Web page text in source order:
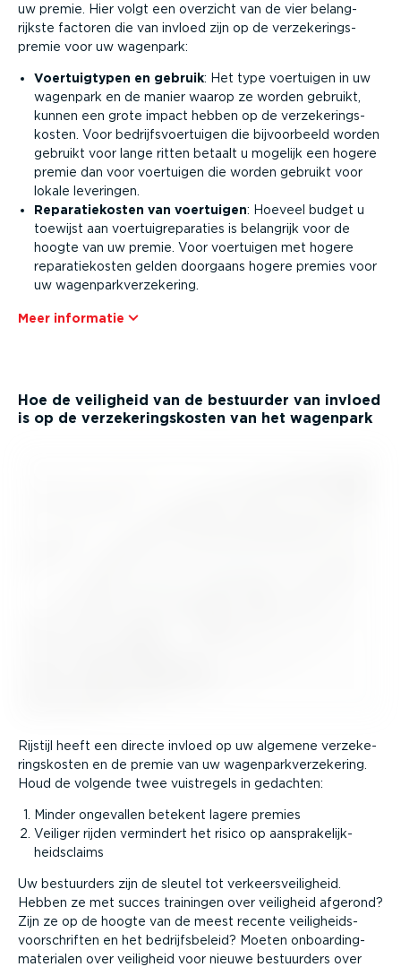
uw premie. Hier volgt een overzicht van de vier belang­
rijkste factoren die van invloed zijn op de verze­ke­rings­
premie voor uw wagenpark:
Voertuig­typen en gebruik: Het type voertuigen in uw
wagenpark en de manier waarop ze worden gebruikt,
kunnen een grote impact hebben op de verze­ke­rings­
kosten. Voor bedrijfs­voer­tuigen die bijvoor­beeld worden
gebruikt voor lange ritten betaalt u mogelijk een hogere
premie dan voor voertuigen die worden gebruikt voor
lokale leveringen.
Repara­tie­kosten van voertuigen: Hoeveel budget u
toewijst aan voertuig­re­pa­raties is belangrijk voor de
hoogte van uw premie. Voor voertuigen met hogere
repara­tie­kosten gelden doorgaans hogere premies voor
uw wagen­park­ver­ze­kering.
Meer informatie
Hoe de veiligheid van de bestuurder van invloed
is op de verze­ke­rings­kosten van het wagenpark
Rijstijl heeft een directe invloed op uw algemene verze­ke­
rings­kosten en de premie van uw wagen­park­ver­ze­kering.
Houd de volgende twee vuistregels in gedachten:
Minder ongevallen betekent lagere premies
Veiliger rijden vermindert het risico op aanspra­ke­lijk­
heids­claims
Uw bestuurders zijn de sleutel tot verkeers­vei­ligheid.
Hebben ze met succes trainingen over veiligheid afgerond?
Zijn ze op de hoogte van de meest recente veilig­heids­
voor­schriften en het bedrijfs­beleid? Moeten onboar­ding­
ma­te­rialen over veiligheid voor nieuwe bestuurders over